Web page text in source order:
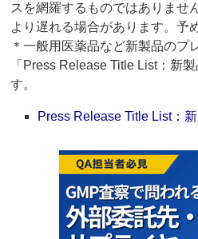
スを網羅するものではありませ
より遅れる場合があります。予
＊一般用医薬品など新製品のプ
「Press Release Title List：新
す。
Press Release Title List：